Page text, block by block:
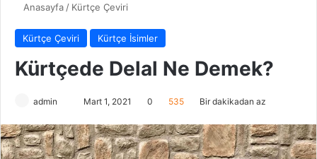
Anasayfa / Kürtçe Çeviri
Kürtçe Çeviri Kürtçe İsimler
Kürtçede Delal Ne Demek?
admin
r
e
Mart 1, 2021 0 535 Bir dakikadan az